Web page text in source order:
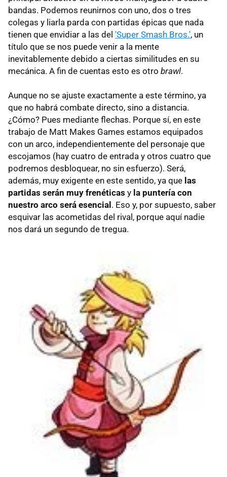
bandas. Podemos reunirnos con uno, dos o tres
colegas y liarla parda con partidas épicas que nada
tienen que envidiar a las del 'Super Smash Bros.', un
título que se nos puede venir a la mente
inevitablemente debido a ciertas similitudes en su
mecánica. A fin de cuentas esto es otro brawl.
Aunque no se ajuste exactamente a este término, ya
que no habrá combate directo, sino a distancia.
¿Cómo? Pues mediante flechas. Porque sí, en este
trabajo de Matt Makes Games estamos equipados
con un arco, independientemente del personaje que
escojamos (hay cuatro de entrada y otros cuatro que
podremos desbloquear, no sin esfuerzo). Será,
además, muy exigente en este sentido, ya que las
partidas serán muy frenéticas y la puntería con
nuestro arco será esencial . Eso y, por supuesto, saber
esquivar las acometidas del rival, porque aquí nadie
nos dará un segundo de tregua.